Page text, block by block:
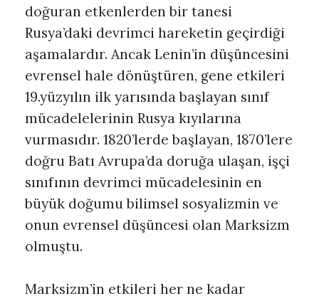
doğuran etkenlerden bir tanesi
Rusya’daki devrimci hareketin geçirdiği
aşamalardır. Ancak Lenin’in düşüncesini
evrensel hale dönüştüren, gene etkileri
19.yüzyılın ilk yarısında başlayan sınıf
mücadelelerinin Rusya kıyılarına
vurmasıdır. 1820’lerde başlayan, 1870’lere
doğru Batı Avrupa’da doruğa ulaşan, işçi
sınıfının devrimci mücadelesinin en
büyük doğumu bilimsel sosyalizmin ve
onun evrensel düşüncesi olan Marksizm
olmuştu.
Marksizm’in etkileri her ne kadar